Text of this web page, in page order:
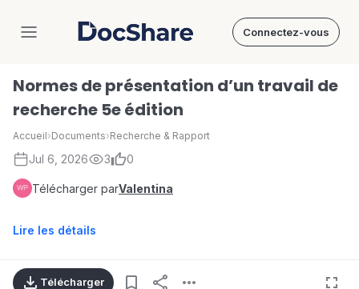
DocShare Connectez-vous
Normes de présentation d’un travail de
recherche 5e édition
Accueil›Documents›Recherche & Rapport
Jul 6, 2026 3 0
Télécharger parValentina
Lire les détails
Télécharger